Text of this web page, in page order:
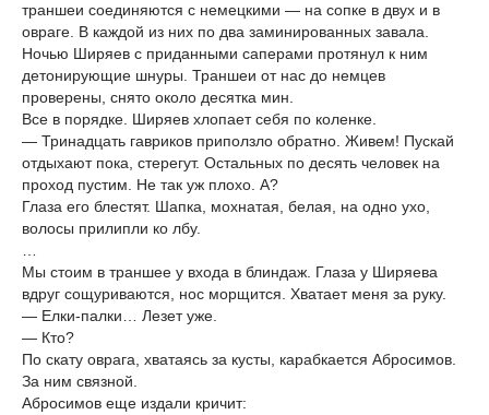
траншеи соединяются с немецкими — на сопке в двух и в
овраге. В каждой из них по два заминированных завала.
Ночью Ширяев с приданными саперами протянул к ним
детонирующие шнуры. Траншеи от нас до немцев
проверены, снято около десятка мин.
Все в порядке. Ширяев хлопает себя по коленке.
— Тринадцать гавриков приползло обратно. Живем! Пускай
отдыхают пока, стерегут. Остальных по десять человек на
проход пустим. Не так уж плохо. А?
Глаза его блестят. Шапка, мохнатая, белая, на одно ухо,
волосы прилипли ко лбу.
Мы стоим в траншее у входа в блиндаж. Глаза у Ширяева
вдруг сощуриваются, нос морщится. Хватает меня за руку.
— Елки-палки… Лезет уже.
— Кто?
По скату оврага, хватаясь за кусты, карабкается Абросимов.
За ним связной.
Абросимов еще издали кричит: